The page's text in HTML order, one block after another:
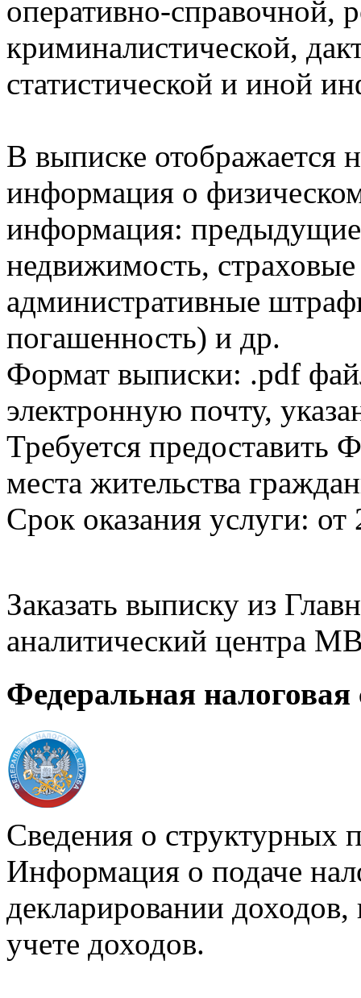
оперативно-справочной,
криминалистической,
статистической и иной
В выписке отображается
информация о
информация:
недвижимость,
административные
погашенность) и др.
Формат выписки: .pdf
электронную почту,
Требуется
места жительства
Срок оказания услуги: от
Заказать выписку из
аналитический центра
Федеральная налоговая
Сведения о структурных
Информация о подаче
декларировании доходов,
учете доходов.